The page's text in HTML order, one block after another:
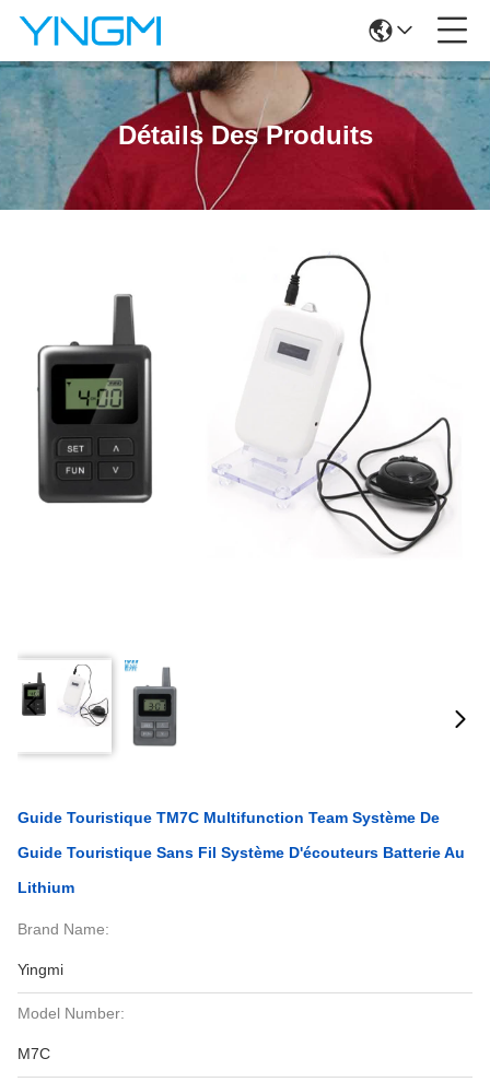
Détails Des Produits
Guide Touristique TM7C Multifunction Team Système De
Guide Touristique Sans Fil Système D'écouteurs Batterie Au
Lithium
Brand Name:
Yingmi
Model Number:
M7C